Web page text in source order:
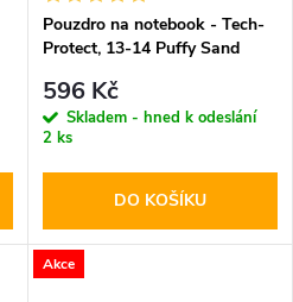
Pouzdro na notebook - Tech-
Protect, 13-14 Puffy Sand
596 Kč
Skladem - hned k odeslání
2 ks
DO KOŠÍKU
Akce